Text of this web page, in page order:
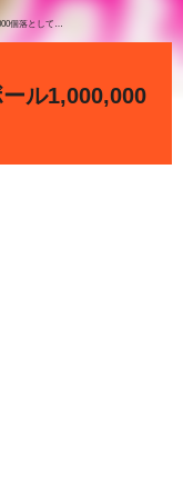
【水溜りボンド】ぷよぷよボール1,000,000個落としてみた！！！！！
ール1,000,000